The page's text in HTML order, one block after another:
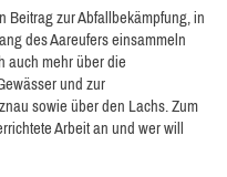
zur Abfallbekämpfung, in
des Aareufers einsammeln
auch mehr über die
und zur
sowie über den Lachs. Zum
Arbeit an und wer will